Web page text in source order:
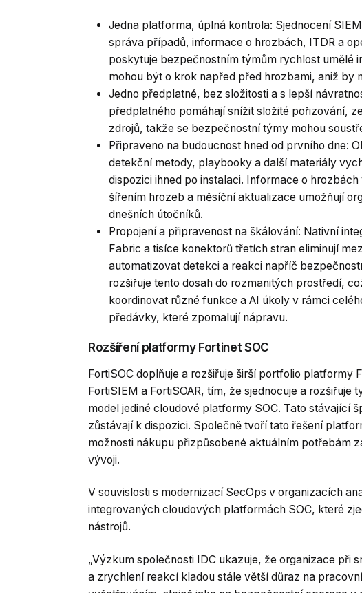
Jedna platforma, úplná kontrola: Sjednocení
správa případů, informace o hrozbách, ITDR a
poskytuje bezpečnostním týmům rychlost umělé
mohou být o krok napřed před hrozbami, aniž by
Jedno předplatné, bez složitosti a s lepší
předplatného pomáhají snížit složité pořizování,
zdrojů, takže se bezpečnostní týmy mohou
Připraveno na budoucnost hned od prvního dne:
detekční metody, playbooky a další materiály
dispozici ihned po instalaci. Informace o
šířením hrozeb a měsíční aktualizace umožňují
dnešních útočníků.
Propojení a připravenost na škálování: Nativní
Fabric a tisíce konektorů třetích stran eliminují
automatizovat detekci a reakci napříč
rozšiřuje tento dosah do rozmanitých prostředí,
koordinovat různé funkce a AI úkoly v rámci
předávky, které zpomalují nápravu.
Rozšíření platformy Fortinet SOC
FortiSOC doplňuje a rozšiřuje širší portfolio platformy
FortiSIEM a FortiSOAR, tím, že sjednocuje a
model jediné cloudové platformy SOC. Tato stávající
zůstávají k dispozici. Společně tvoří tato řešení
možnosti nákupu přizpůsobené aktuálním potřebám
vývoji.
V souvislosti s modernizací SecOps v organizacích
integrovaných cloudových platformách SOC, které
nástrojů.
„Výzkum společnosti IDC ukazuje, že organizace při
a zrychlení reakcí kladou stále větší důraz na